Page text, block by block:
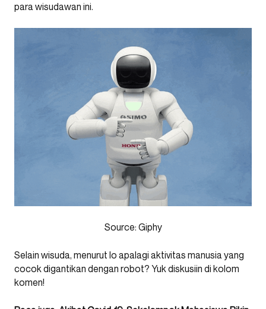
para wisudawan ini.
Source: Giphy
Selain wisuda, menurut lo apalagi aktivitas manusia yang
cocok digantikan dengan robot? Yuk diskusiin di kolom
komen!